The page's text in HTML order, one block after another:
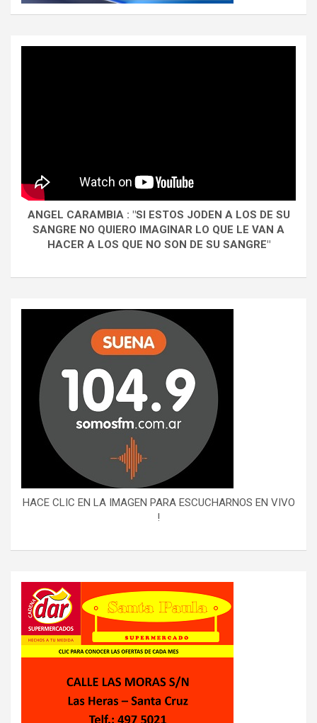
ANGEL CARAMBIA : "SI ESTOS JODEN A LOS DE SU
SANGRE NO QUIERO IMAGINAR LO QUE LE VAN A
HACER A LOS QUE NO SON DE SU SANGRE"
HACE CLIC EN LA IMAGEN PARA ESCUCHARNOS EN VIVO
!